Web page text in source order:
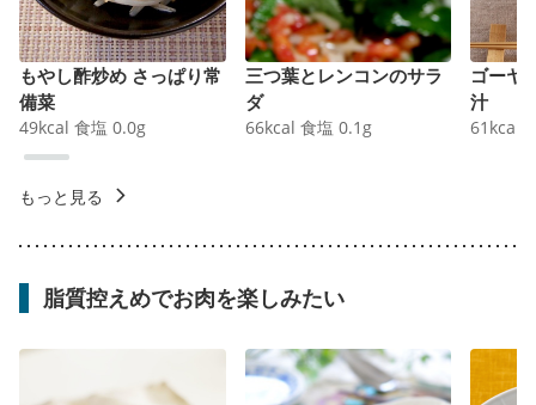
もやし酢炒め さっぱり常
備菜
49kcal 食塩 0.0g
三つ葉とレンコンのサラ
ダ
66kcal 食塩 0.1 g
ゴーヤ
汁
61 kcal
もっと見る
脂質控えめでお肉を楽しみたい